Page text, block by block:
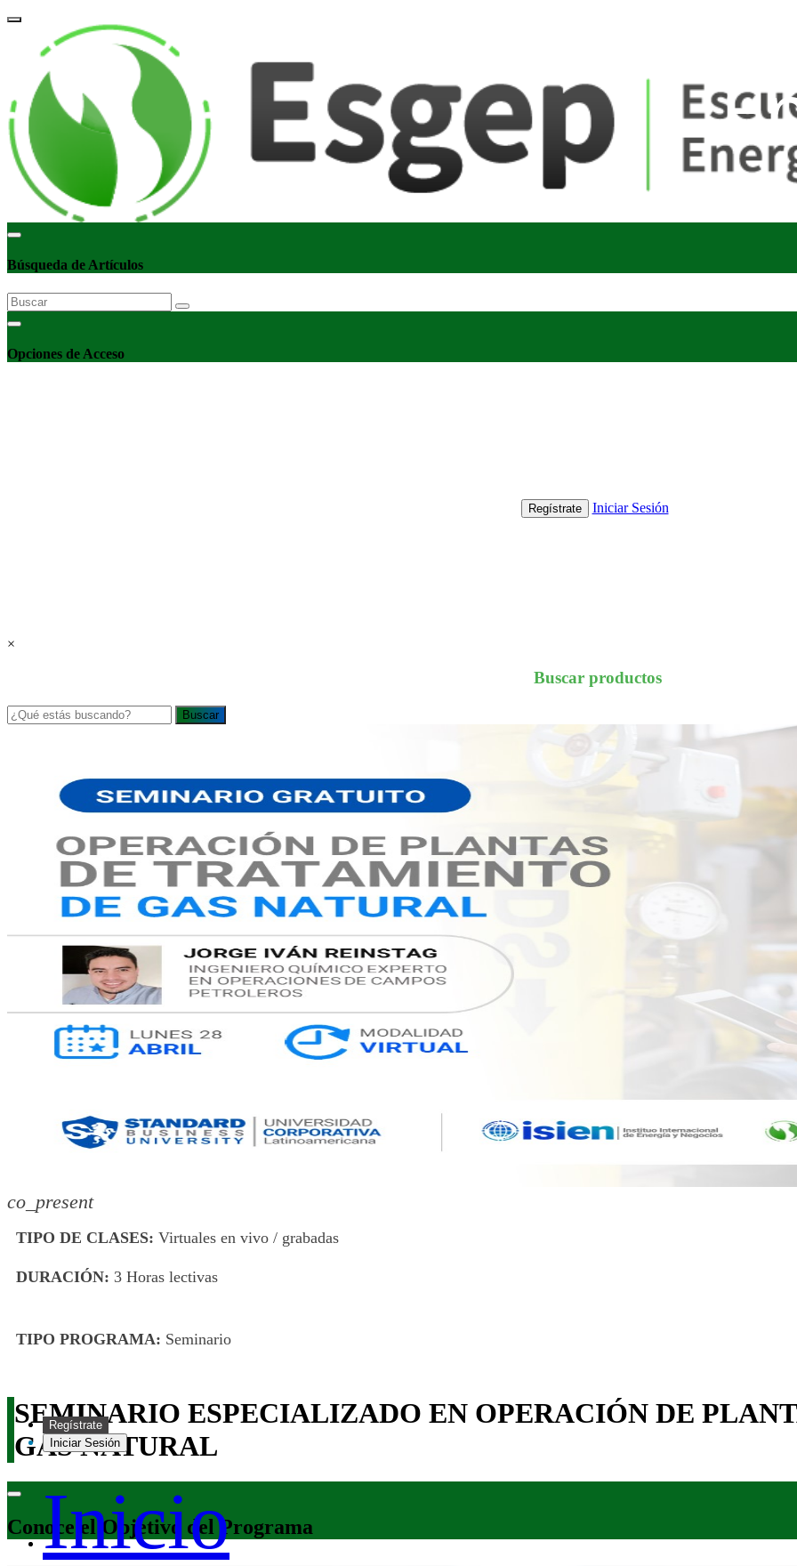
corporate_fare
Búsqueda de Artículos
Opciones de Acceso
Regístrate Iniciar Sesión
×
Buscar productos
Buscar
Regístrate
Iniciar Sesión
Inicio
co_present
TIPO DE CLASES: Virtuales en vivo / grabadas
DURACIÓN: 3 Horas lectivas
TIPO PROGRAMA: Seminario
SEMINARIO ESPECIALIZADO EN OPERACIÓN DE
GAS NATURAL
Conoce el Objetivo del Programa